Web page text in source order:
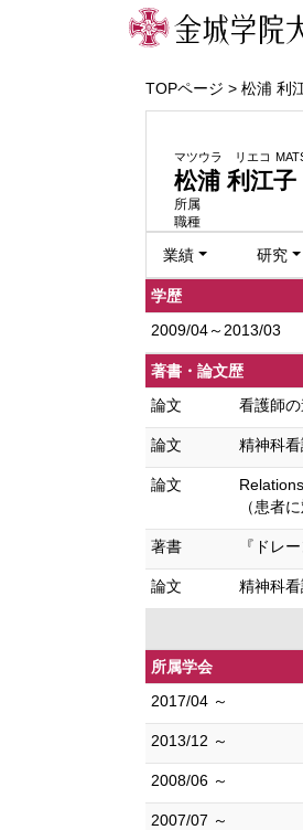
TOPページ > 松浦 利
マツウラ リエコ
松浦 利江子
所属
職種
業績 研究
学歴
2009/04～2013/03
著書・論文歴
論文
看護師
論文 精神科
論文
（患者
著書 『ドレ
論文 精神科
所属学会
2017/04 ～
2013/12 ～
2008/06 ～
2007/07 ～